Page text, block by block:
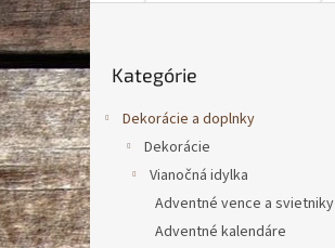
B
o
č
n
ý
p
a
n
e
l
kategórie
Kategórie
Dekorácie a doplnky
Dekorácie
Vianočná idylka
Adventné vence a svietniky
Adventné kalendáre